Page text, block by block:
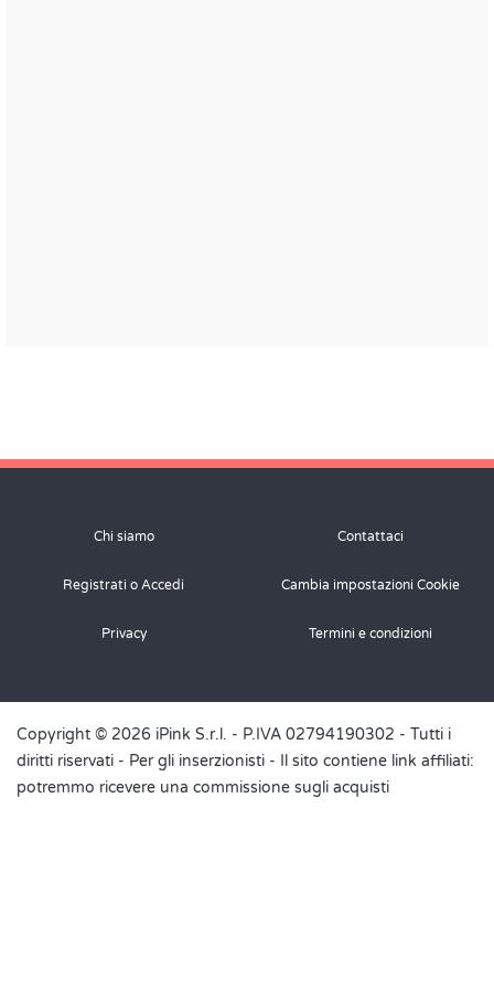
Chi siamo Contattaci
Registrati o Accedi Cambia impostazioni Cookie
Privacy Termini e condizioni
Copyright © 2026 iPink S.r.l. - P.IVA 02794190302 - Tutti i
diritti riservati - Per gli inserzionisti - Il sito contiene link affiliati:
potremmo ricevere una commissione sugli acquisti